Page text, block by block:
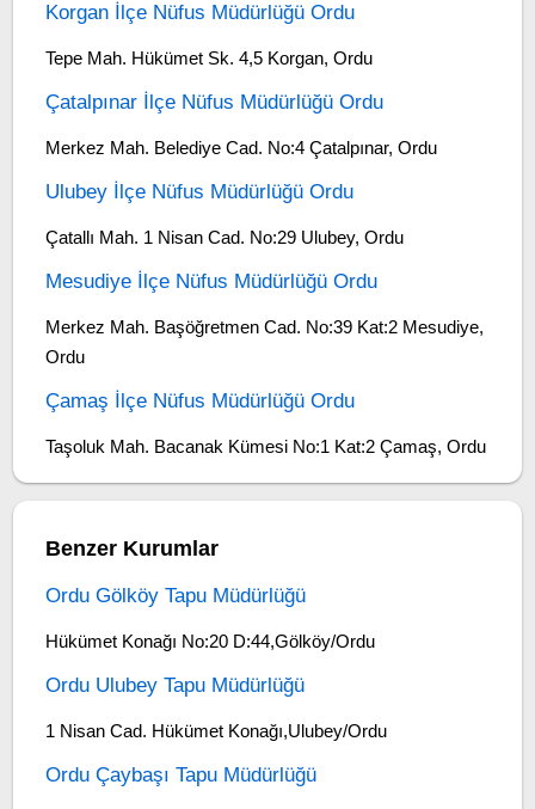
Korgan İlçe Nüfus Müdürlüğü Ordu
Tepe Mah. Hükümet Sk. 4,5 Korgan, Ordu
Çatalpınar İlçe Nüfus Müdürlüğü Ordu
Merkez Mah. Belediye Cad. No:4 Çatalpınar, Ordu
Ulubey İlçe Nüfus Müdürlüğü Ordu
Çatallı Mah. 1 Nisan Cad. No:29 Ulubey, Ordu
Mesudiye İlçe Nüfus Müdürlüğü Ordu
Merkez Mah. Başöğretmen Cad. No:39 Kat:2 Mesudiye,
Ordu
Çamaş İlçe Nüfus Müdürlüğü Ordu
Taşoluk Mah. Bacanak Kümesi No:1 Kat:2 Çamaş, Ordu
Benzer Kurumlar
Ordu Gölköy Tapu Müdürlüğü
Hükümet Konağı No:20 D:44,Gölköy/Ordu
Ordu Ulubey Tapu Müdürlüğü
1 Nisan Cad. Hükümet Konağı,Ulubey/Ordu
Ordu Çaybaşı Tapu Müdürlüğü